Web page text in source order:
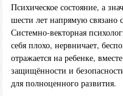
Психическое состояние, а
шести лет напрямую связано
Системно-векторная
себя плохо, нервничает,
отражается на ребенке,
защищённости и
для полноценного развития.